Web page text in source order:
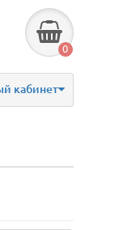
0
кабинет